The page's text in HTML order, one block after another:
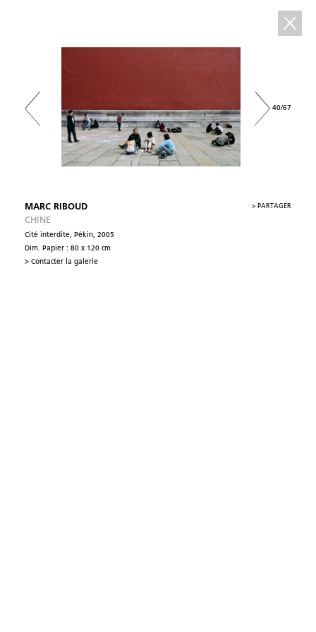
MARC RIBOUD
CHINE
Cité interdite, Pékin, 2005
Dim. Papier : 80 x 120 cm
> Contacter la galerie
> PARTAGER
40/67